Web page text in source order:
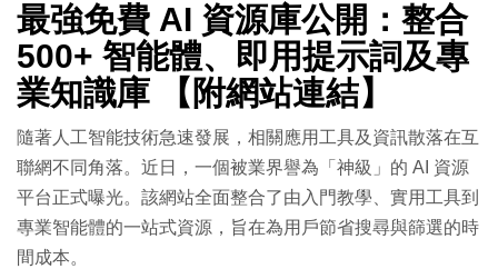
最強免費 AI 資源庫公開：整合
500+ 智能體、即用提示詞及專
業知識庫 【附網站連結】
隨著人工智能技術急速發展，相關應用工具及資訊散落在互
聯網不同角落。近日，一個被業界譽為「神級」的 AI 資源
平台正式曝光。該網站全面整合了由入門教學、實用工具到
專業智能體的一站式資源，旨在為用戶節省搜尋與篩選的時
間成本。